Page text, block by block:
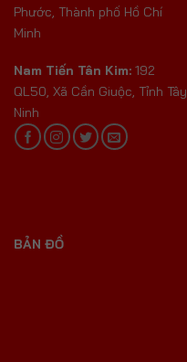
Phước, Thành phố Hồ Chí
Minh
Nam Tiến Tân Kim: 192
QL50, Xã Cần Giuộc, Tỉnh Tây
Ninh
BẢN ĐỒ